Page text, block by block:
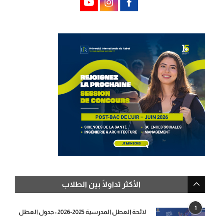
الأكثر تداولًا بين الطلاب
1
لائحة العطل المدرسية 2025-2026 : جدول العطل